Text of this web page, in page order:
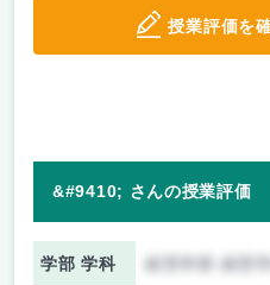
授業評価を
&#9410; さんの授業評価
学部 学科